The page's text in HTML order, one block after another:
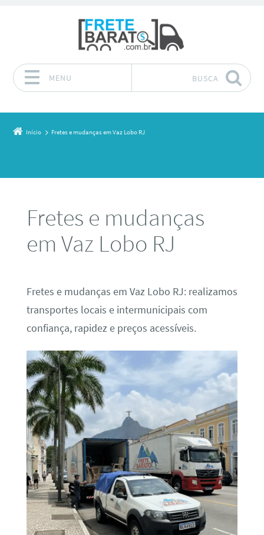
MENU BUSCA
Início Fretes e mudanças em Vaz Lobo RJ
Fretes e mudanças
em Vaz Lobo RJ
Fretes e mudanças em Vaz Lobo RJ: realizamos
transportes locais e intermunicipais com
confiança, rapidez e preços acessíveis.